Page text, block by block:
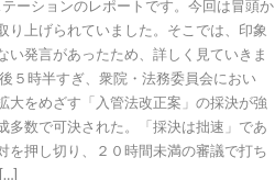
ーションのレポートです。今回は冒頭か
り上げられていました。そこでは、印象
い発言があったため、詳しく見ていきま
５時半すぎ、衆院・法務委員会におい
大をめざす「入管法改正案」の採決が強
多数で可決された。「採決は拙速」であ
を押し切り、２０時間未満の審議で打ち